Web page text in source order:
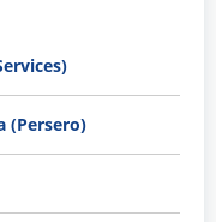
(Persero)